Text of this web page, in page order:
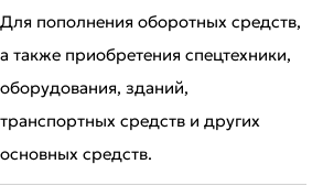
обслуживания
Для пополнения оборотных средств,
а также приобретения спецтехники,
оборудования, зданий,
транспортных средств и других
основных средств.